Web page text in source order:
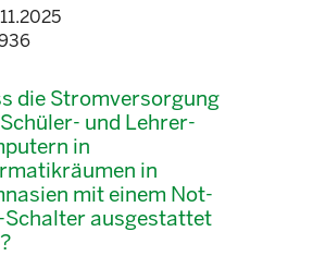
die Stromversorgung
und Lehrer-
in
in
mit einem Not-
Schalter ausgestattet